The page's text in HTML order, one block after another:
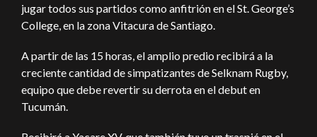
jugar todos sus partidos como anfitrión en el St. George’s
College, en la zona Vitacura de Santiago.
A partir de las 15 horas, el amplio predio recibirá a la
creciente cantidad de simpatizantes de Selknam Rugby,
equipo que debe revertir su derrota en el debut en
Tucumán.